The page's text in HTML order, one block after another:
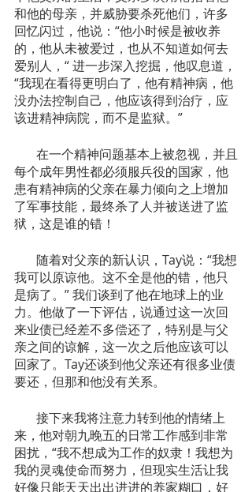
和他的母亲，并威胁要杀死他们，许多
回忆闪过，他说：“他小时候是被收养
的，他从未被爱过，也从不知道如何去
爱别人，“ 进一步深入挖掘，他叹息道，
“我现在看得更明白了，他有精神病，他
没办法控制自己，他应该得到治疗，应
该进精神病院，而不是监狱。”
在一个精神问题基本上被忽视，并且
每个成年男性都必须服兵役的国家，他
患有精神病的父亲在暴力倾向之上增加
了军事技能，最终杀了人并被送进了监
狱，这是谁的错！
随着对父亲的新认识，Tay说：“我想
我可以原谅他。这不全是他的错，他只
是病了。” 我们谈到了他在地球上的业
力。他做了一下评估，说通过这一次回
来业债已经差不多偿还了，特别是与父
亲之间的谅解，这一次之后他应该可以
回家了。Tay还谈到他父亲还有很多业债
要还，但那和他没有关系。
接下来我将注意力转到他的情绪上
来，他对朝九晚五的日常工作感到非常
困扰，“我不想成为工作的奴隶！我想为
我的灵魂使命而努力，但现实生活让我
好像只能天天出出进进的养家糊口，好